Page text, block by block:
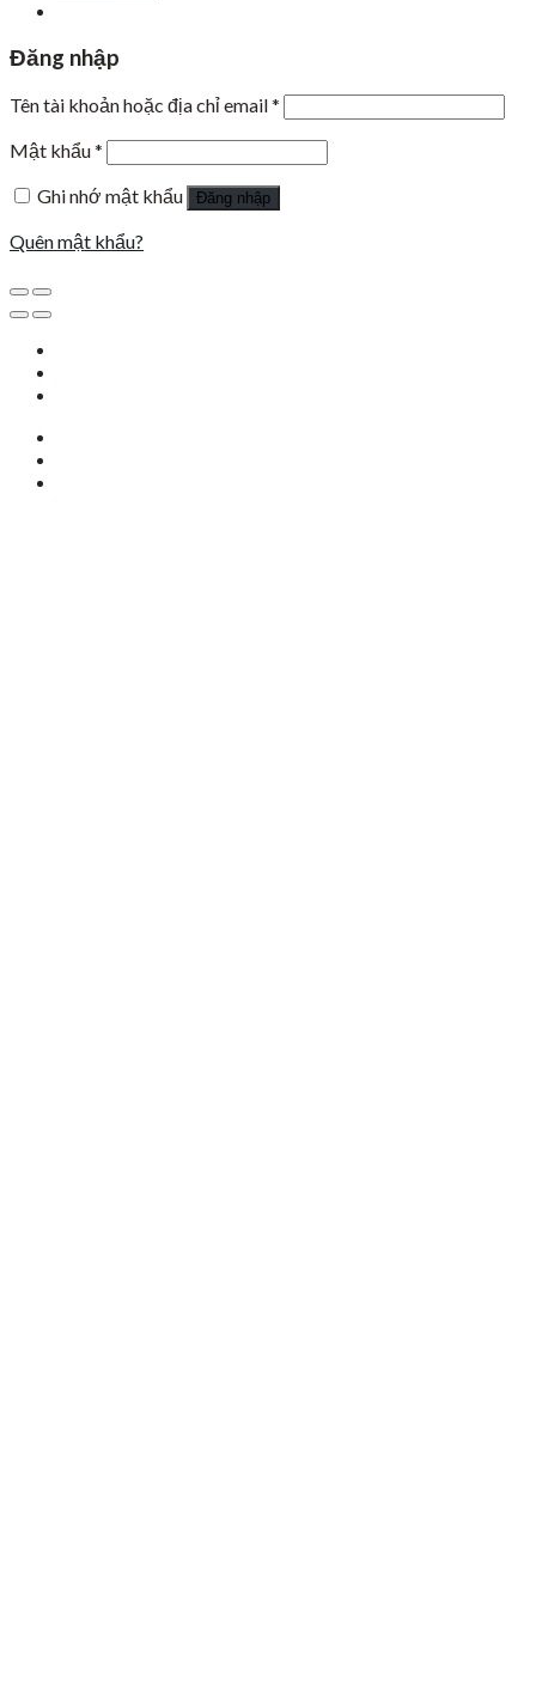
Đăng nhập
Tên tài khoản hoặc địa chỉ email*
Mật khẩu*
Ghi nhớ mật khẩu
Đăng nhập
Quên mật khẩu?